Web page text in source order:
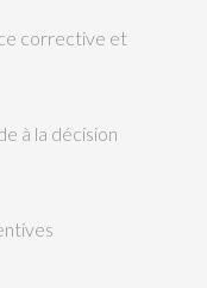
corrective et
à la décision